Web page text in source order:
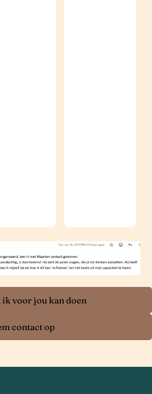
ik voor jou kan doen
contact op